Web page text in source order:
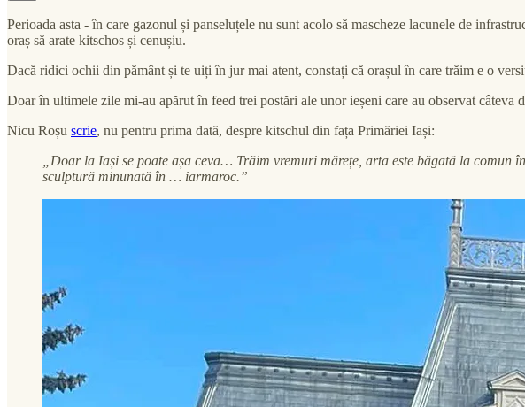
Perioada asta - în care gazonul și panseluțele nu sunt acolo să mascheze lacunele de
oraș să arate kitschos și cenușiu.
Dacă ridici ochii din pământ și te uiți în jur mai atent, constați că orașul în care trăim e o
Doar în ultimele zile mi-au apărut în feed trei postări ale unor ieșeni care au observat
Nicu Roșu scrie, nu pentru prima dată, despre kitschul din fața Primăriei Iași:
„Doar la Iași se poate așa ceva… Trăim vremuri mărețe, arta este băgată la
sculptură minunată în … iarmaroc.”